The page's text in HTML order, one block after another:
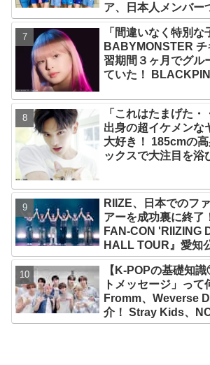
ア、日本人メンバー
する７人組ガールズ
力を徹底チェック
「間違いなく特別な
BABYMONSTER
習期間３ヶ月でグル
ていた！
唸らせる
「これはたまげた
出身の超イケメンな
大好き！ 185cmの
ックスで大注目を浴
RIIZE、日本でのフ
アーを成功裏に終了
FAN-CON 'RIIZING
HALL TOUR』愛知
ト！ ウォンビンの
ソヒがすぐさま反論
の？」
【K-POPの基礎知
トメッセージ」って
Fromm、Weverse
介！ Stray Kids、
IVE、aespa、＆